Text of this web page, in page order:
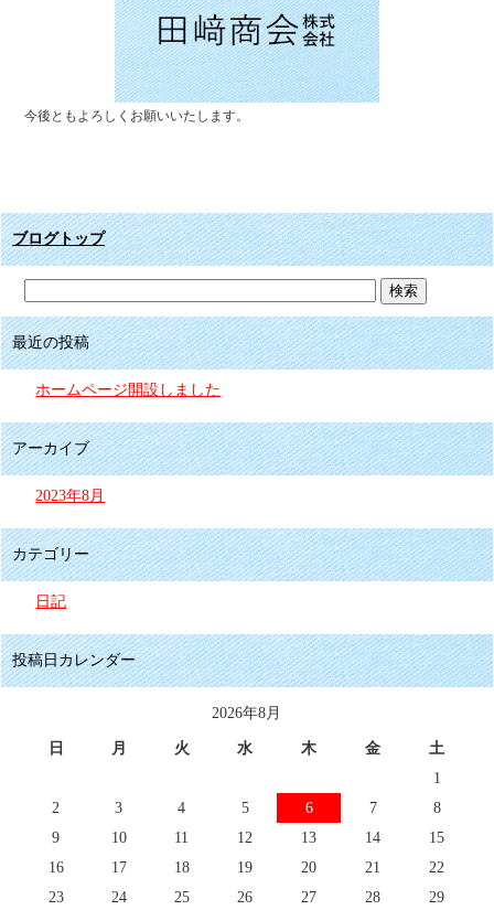
今後ともよろしくお願いいたします。
ブログトップ
最近の投稿
ホームページ開設しました
アーカイブ
2023年8月
カテゴリー
日記
投稿日カレンダー
2026年8月
日 月 火 水 木 金
土
1
2
3 4 5 6 7
8
9
10 11 12 13 14
15
16
17 18 19 20 21
22
23
24 25 26 27 28
29